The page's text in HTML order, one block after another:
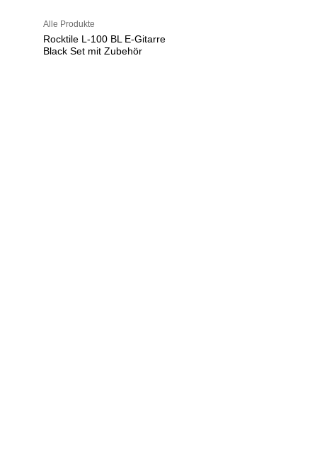
Alle Produkte
Rocktile L-100 BL E-Gitarre
Black Set mit Zubehör